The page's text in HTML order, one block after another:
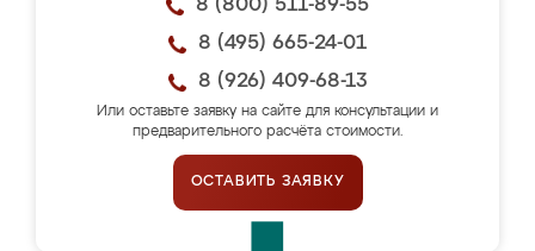
8 (800) 511-89-55
8 (495) 665-24-01
8 (926) 409-68-13
Или оставьте заявку на сайте для консультации и
предварительного расчёта стоимости.
ОСТАВИТЬ ЗАЯВКУ